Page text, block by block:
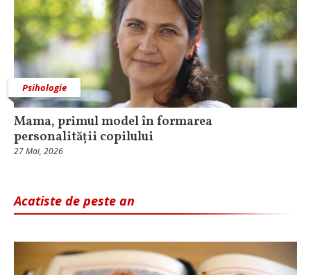
Psihologie
Mama, primul model în formarea
personalității copilului
27 Mai, 2026
Acatiste de peste an